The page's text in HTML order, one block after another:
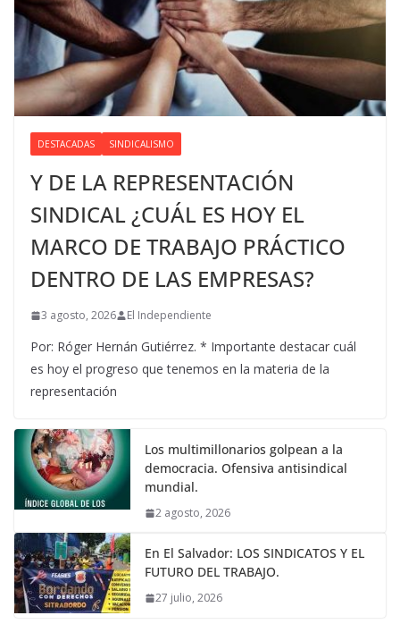
DESTACADAS SINDICALISMO
Y DE LA REPRESENTACIÓN
SINDICAL ¿CUÁL ES HOY EL
MARCO DE TRABAJO PRÁCTICO
DENTRO DE LAS EMPRESAS?
3 agosto, 2026 El Independiente
Por: Róger Hernán Gutiérrez. * Importante destacar cuál
es hoy el progreso que tenemos en la materia de la
representación
Los multimillonarios golpean a la
democracia. Ofensiva antisindical
mundial.
2 agosto, 2026
En El Salvador: LOS SINDICATOS Y EL
FUTURO DEL TRABAJO.
27 julio, 2026